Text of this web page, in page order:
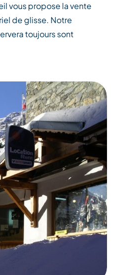
vous propose la vente
de glisse. Notre
toujours sont